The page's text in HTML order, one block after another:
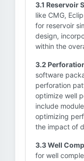
3.1 Reservoir
like CMG,
for reservoir
design,
within the
3.2
software
perforation
optimize well
include
optimizing
the impact of
3.3 Well
for well